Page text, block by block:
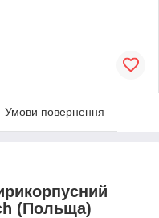
Умови повернення
(Польща)